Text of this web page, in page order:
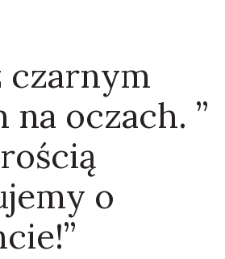
czarnym
na oczach. ”
o